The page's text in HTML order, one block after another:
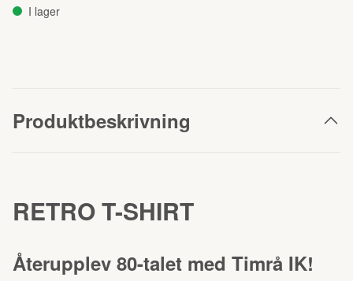
I lager
Produktbeskrivning
RETRO T-SHIRT
Återupplev 80-talet med Timrå IK!